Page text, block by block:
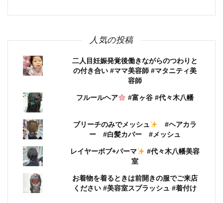
人気の投稿
二人目妊娠発覚後働きながらのつわりと
の付き合い #ママ美容師 #マタニティ美
容師
フルールヘア #富ヶ谷 #代々木八幡
ブリーチのみでメッシュ
#ヘアカラ
ー #白髪カバー #メッシュ
レイヤーボブ+パーマ
#代々木八幡美容
室
お着物を着るときは前開きの服でご来店
ください #美容室スプラッシュ #着付け